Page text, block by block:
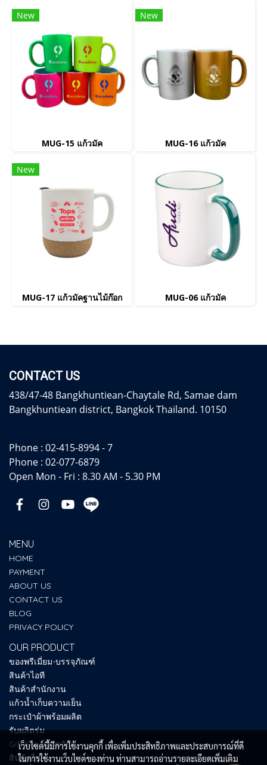
New
MUG-15 แก้วมัค
New
MUG-16 แก้วมัค
New
MUG-17 แก้วมัคฐานไม้ก๊อก MUG-06 แก้วมัค
CONTACT US
438/47-48 Bangkhuntiean-Chaytale Rd, Samae dam
Bangkhuntiean district, Bangkok Thailand. 10150
Phone : 02-415-8994 - 7
Phone : 02-077-6879
Open Mon - Fri : 8.30 AM - 5.30 PM
MENU
HOME
PAYMENT
ABOUT US
CONTACT US
BLOG
PRIVACY POLICY
OUR PRODUCT
ของพรีเมี่ยม-บรรจุภัณฑ์
สินค้าไอที
สินค้าสำนักงาน
แก้วน้ำเก็บความเย็น
กระเป๋าผ้าพร้อมผลิต
รับผลิตร่ม
Gift Set ของขวัญ
สินค้าอื่นๆ
เว็บไซต์นี้มีการใช้งานคุกกี้ เพื่อเพิ่มประสิทธิภาพและประสบการณ์ที่ดี
ในการใช้งานเว็บไซต์ของท่าน ท่านสามารถอ่านรายละเอียดเพิ่มเติม